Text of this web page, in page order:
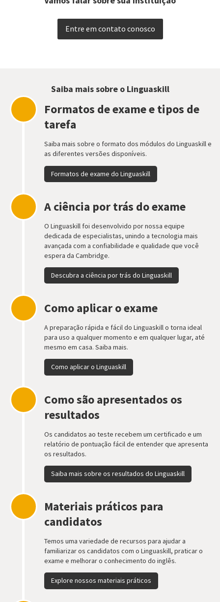
Entre em contato conosco
Saiba mais sobre o Linguaskill
Formatos de exame e tipos de
tarefa
Saiba mais sobre o formato dos módulos do Linguaskill e
as diferentes versões disponíveis.
Formatos de exame do Linguaskill
A ciência por trás do exame
O Linguaskill foi desenvolvido por nossa equipe
dedicada de especialistas, unindo a tecnologia mais
avançada com a confiabilidade e qualidade que você
espera da Cambridge.
Descubra a ciência por trás do Linguaskill
Como aplicar o exame
A preparação rápida e fácil do Linguaskill o torna ideal
para uso a qualquer momento e em qualquer lugar, até
mesmo em casa. Saiba mais.
Como aplicar o Linguaskill
Como são apresentados os
resultados
Os candidatos ao teste recebem um certificado e um
relatório de pontuação fácil de entender que apresenta
os resultados.
Saiba mais sobre os resultados do Linguaskill
Materiais práticos para
candidatos
Temos uma variedade de recursos para ajudar a
familiarizar os candidatos com o Linguaskill, praticar o
exame e melhorar o conhecimento do inglês.
Explore nossos materiais práticos